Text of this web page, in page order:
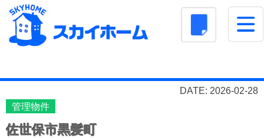
株式会社スカイホーム
DATE: 2026-02-28
管理物件
佐世保市黒髪町